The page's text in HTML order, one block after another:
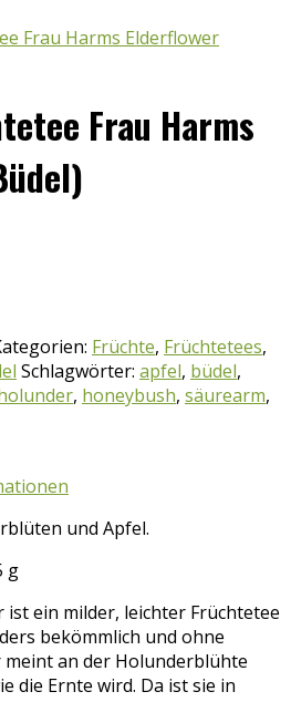
Frau Harms
Früchte, Früchtetees,
Schlagwörter: apfel, büdel,
, honeybush, säurearm,
und Apfel.
g
ist ein milder, leichter Früchtetee
bekömmlich und ohne
an der Holunderblühte
die Ernte wird. Da ist sie in